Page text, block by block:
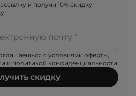
и получи 10% скидку
почту *
с условиями оферты,
и политикой конфиденциальности
скидку